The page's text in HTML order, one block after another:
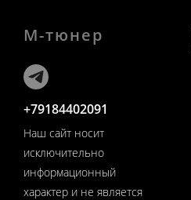
М-тюнер
+79184402091
Наш сайт носит
исключительно
информационный
характер и не является